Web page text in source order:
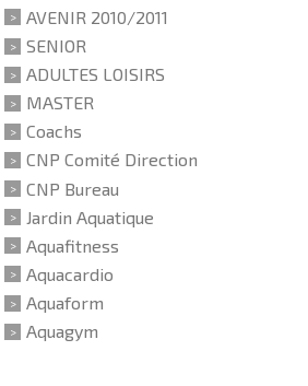
AVENIR 2010/2011
SENIOR
ADULTES LOISIRS
MASTER
Coachs
CNP Comité Direction
CNP Bureau
Jardin Aquatique
Aquafitness
Aquacardio
Aquaform
Aquagym